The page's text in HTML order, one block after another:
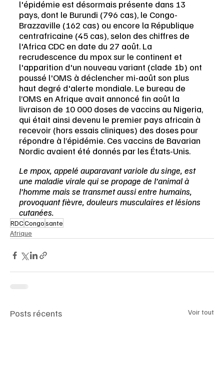
l'épidémie est désormais présente dans 13
pays, dont le Burundi (796 cas), le Congo-
Brazzaville (162 cas) ou encore la République
centrafricaine (45 cas), selon des chiffres de
l'Africa CDC en date du 27 août. La
recrudescence du mpox sur le continent et
l'apparition d'un nouveau variant (clade 1b) ont
poussé l'OMS à déclencher mi-août son plus
haut degré d'alerte mondiale. Le bureau de
l’OMS en Afrique avait annoncé fin août la
livraison de 10 000 doses de vaccins au Nigeria,
qui était ainsi devenu le premier pays africain à
recevoir (hors essais cliniques) des doses pour
répondre à l’épidémie. Ces vaccins de Bavarian
Nordic avaient été donnés par les États-Unis.
Le mpox, appelé auparavant variole du singe, est
une maladie virale qui se propage de l’animal à
l’homme mais se transmet aussi entre humains,
provoquant fièvre, douleurs musculaires et lésions
cutanées.
RDCCongosante
Afrique
Posts récents Voir tout